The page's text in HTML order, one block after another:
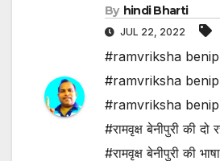
By hindi Bharti
JUL 22, 2022
#ramvriksha
#ramvriksha
#ramvriksha
#रामवृक्ष बेनीपुरी की दो
#रामवृक्ष बेनीपुरी की